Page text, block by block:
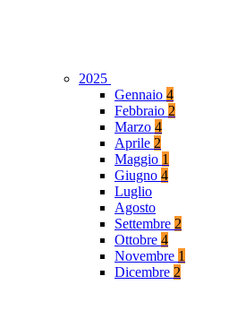
2025
Gennaio 4
Febbraio 2
Marzo 4
Aprile 2
Maggio 1
Giugno 4
Luglio
Agosto
Settembre 2
Ottobre 4
Novembre 1
Dicembre 2